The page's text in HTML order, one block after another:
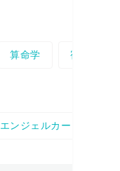
算命学 宿曜占星術
エンジェルカード